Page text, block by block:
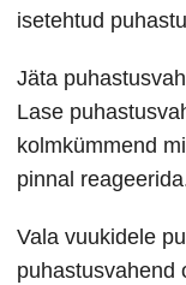
isetehtud
Jäta
Lase
kolmkümmend
pinnal
Vala vuukidele
puhastusvahend